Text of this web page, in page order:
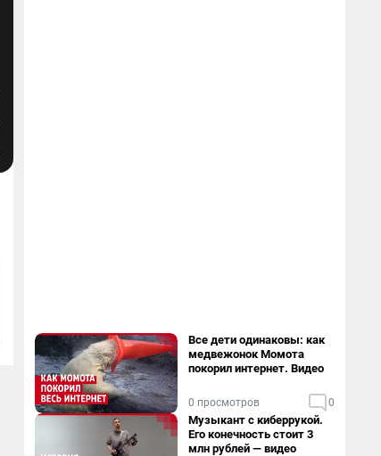
Все дети одинаковы: как
медвежонок Момота
покорил интернет. Видео
0 просмотров 0
Музыкант с киберрукой.
Его конечность стоит 3
млн рублей — видео